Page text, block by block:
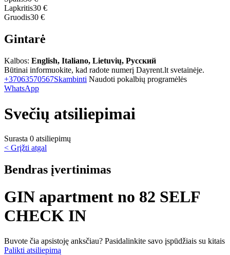
Lapkritis30 €
Gruodis30 €
Gintarė
Kalbos: English, Italiano, Lietuvių, Русский
Būtinai informuokite, kad radote numerį Dayrent.lt svetainėje.
+37063570567Skambinti Naudoti pokalbių programėlės
WhatsApp
Svečių atsiliepimai
Surasta 0 atsiliepimų
< Grįžti atgal
Bendras įvertinimas
GIN apartment no 82 SELF
CHECK IN
Buvote čia apsistoję anksčiau? Pasidalinkite savo įspūdžiais su kitais
Palikti atsiliepimą